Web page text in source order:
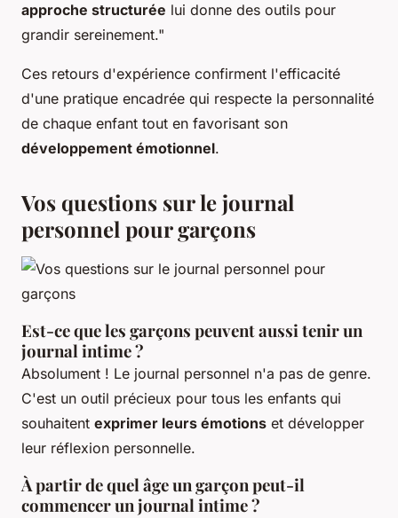
approche structurée lui donne des outils pour
grandir sereinement."
Ces retours d'expérience confirment l'efficacité
d'une pratique encadrée qui respecte la personnalité
de chaque enfant tout en favorisant son
développement émotionnel.
Vos questions sur le journal
personnel pour garçons
Est-ce que les garçons peuvent aussi tenir un
journal intime ?
Absolument ! Le journal personnel n'a pas de genre.
C'est un outil précieux pour tous les enfants qui
souhaitent exprimer leurs émotions et développer
leur réflexion personnelle.
À partir de quel âge un garçon peut-il
commencer un journal intime ?